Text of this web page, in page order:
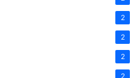
2
2
2
2